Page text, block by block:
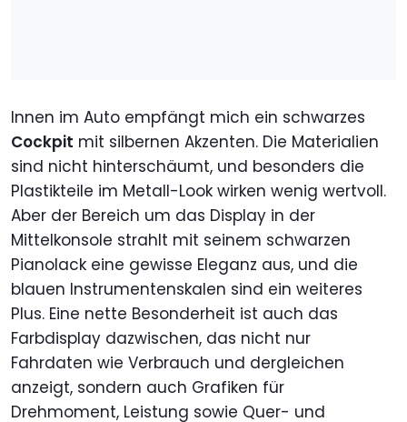
Innen im Auto empfängt mich ein schwarzes
Cockpit mit silbernen Akzenten. Die Materialien
sind nicht hinterschäumt, und besonders die
Plastikteile im Metall-Look wirken wenig wertvoll.
Aber der Bereich um das Display in der
Mittelkonsole strahlt mit seinem schwarzen
Pianolack eine gewisse Eleganz aus, und die
blauen Instrumentenskalen sind ein weiteres
Plus. Eine nette Besonderheit ist auch das
Farbdisplay dazwischen, das nicht nur
Fahrdaten wie Verbrauch und dergleichen
anzeigt, sondern auch Grafiken für
Drehmoment, Leistung sowie Quer- und